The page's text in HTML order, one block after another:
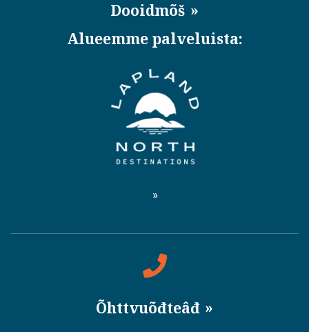
Dooidmõš
Alueemme palveluista:
Õhttvuõđteâđ